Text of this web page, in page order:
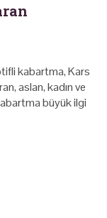
kabartma, Kars
aslan, kadın ve
büyük ilgi